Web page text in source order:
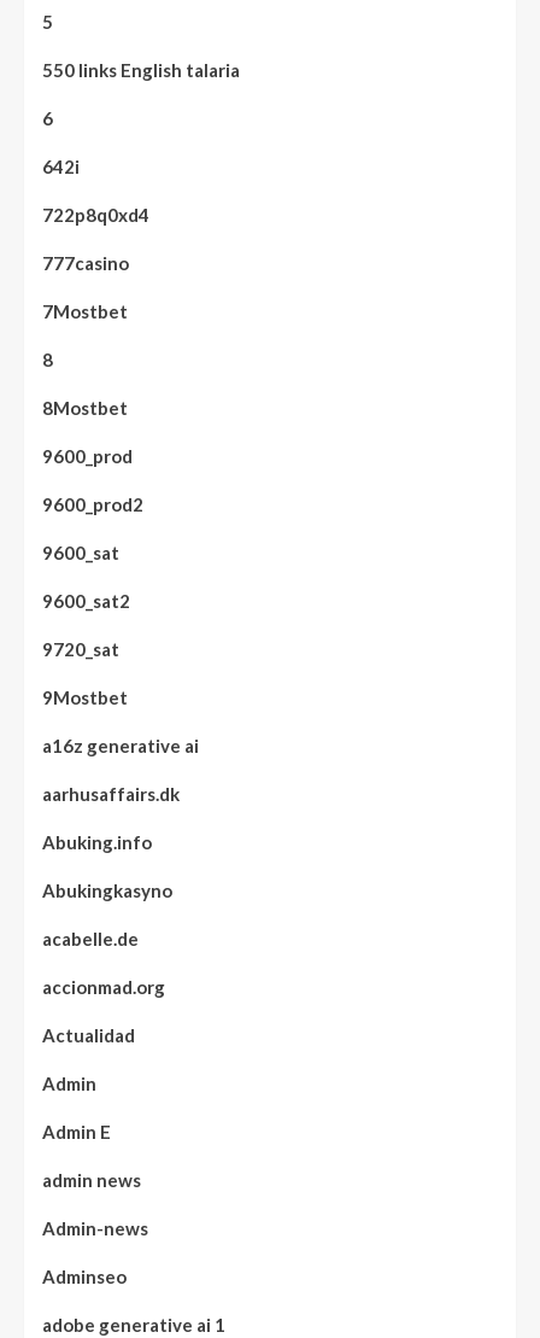
5
550 links English talaria
6
642i
722p8q0xd4
777casino
7Mostbet
8
8Mostbet
9600_prod
9600_prod2
9600_sat
9600_sat2
9720_sat
9Mostbet
a16z generative ai
aarhusaffairs.dk
Abuking.info
Abukingkasyno
acabelle.de
accionmad.org
Actualidad
Admin
Admin E
admin news
Admin-news
Adminseo
adobe generative ai 1